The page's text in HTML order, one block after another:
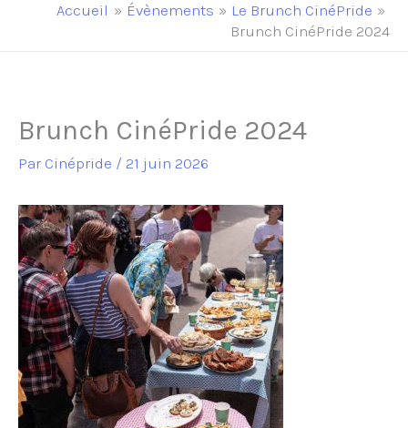
principal
Accueil Évènements
Le Brunch CinéPride
Brunch CinéPride 2024
Brunch CinéPride 2024
Par Cinépride / 21 juin 2026